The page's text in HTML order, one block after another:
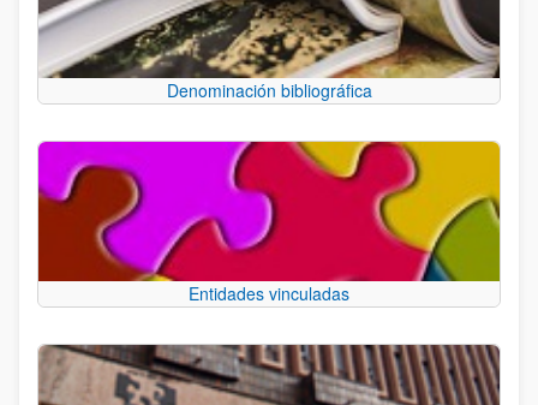
Denominación bibliográfica
Entidades vinculadas